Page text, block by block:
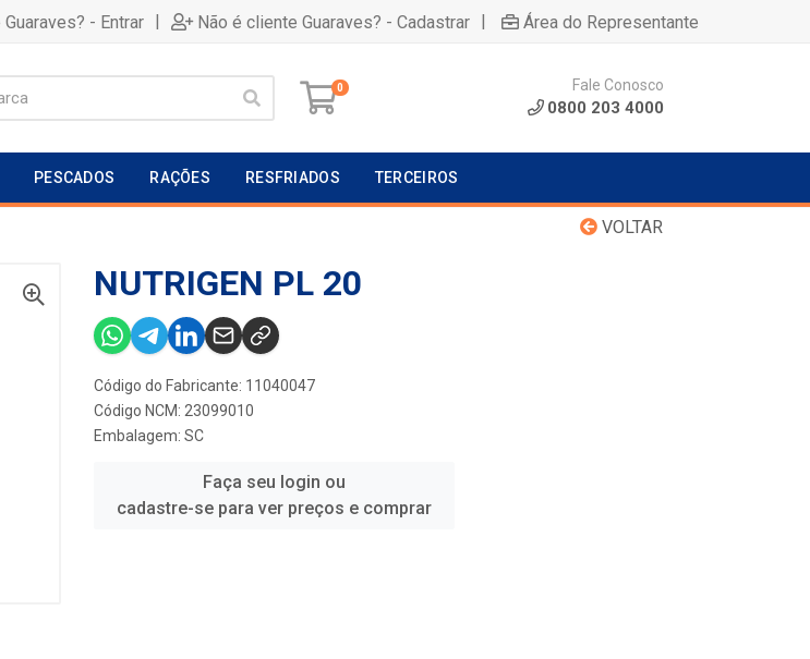
- Entrar | Não é cliente Guaraves? - Cadastrar | Área do Representante
0 Fale Conosco
0800 203 4000
PESCADOS RAÇÕES RESFRIADOS TERCEIROS
VOLTAR
NUTRIGEN PL 20
Código do Fabricante: 11040047
Código NCM: 23099010
Embalagem: SC
Faça seu login ou
cadastre-se para ver preços e comprar